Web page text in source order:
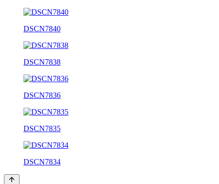
DSCN7840
DSCN7838
DSCN7836
DSCN7835
DSCN7834